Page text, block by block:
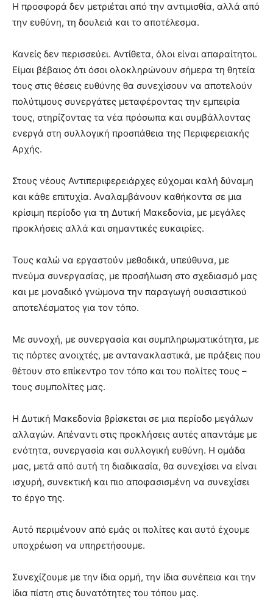
Η προσφορά δεν μετριέται από την αντιμισθία, αλλά από
την ευθύνη, τη δουλειά και το αποτέλεσμα.
Κανείς δεν περισσεύει. Αντίθετα, όλοι είναι απαραίτητοι.
Είμαι βέβαιος ότι όσοι ολοκληρώνουν σήμερα τη θητεία
τους στις θέσεις ευθύνης θα συνεχίσουν να αποτελούν
πολύτιμους συνεργάτες μεταφέροντας την εμπειρία
τους, στηρίζοντας τα νέα πρόσωπα και συμβάλλοντας
ενεργά στη συλλογική προσπάθεια της Περιφερειακής
Αρχής.
Στους νέους Αντιπεριφερειάρχες εύχομαι καλή δύναμη
και κάθε επιτυχία. Αναλαμβάνουν καθήκοντα σε μια
κρίσιμη περίοδο για τη Δυτική Μακεδονία, με μεγάλες
προκλήσεις αλλά και σημαντικές ευκαιρίες.
Τους καλώ να εργαστούν μεθοδικά, υπεύθυνα, με
πνεύμα συνεργασίας, με προσήλωση στο σχεδιασμό μας
και με μοναδικό γνώμονα την παραγωγή ουσιαστικού
αποτελέσματος για τον τόπο.
Με συνοχή, με συνεργασία και συμπληρωματικότητα, με
τις πόρτες ανοιχτές, με αντανακλαστικά, με πράξεις που
θέτουν στο επίκεντρο τον τόπο και του πολίτες τους –
τους συμπολίτες μας.
Η Δυτική Μακεδονία βρίσκεται σε μια περίοδο μεγάλων
αλλαγών. Απέναντι στις προκλήσεις αυτές απαντάμε με
ενότητα, συνεργασία και συλλογική ευθύνη. Η ομάδα
μας, μετά από αυτή τη διαδικασία, θα συνεχίσει να είναι
ισχυρή, συνεκτική και πιο αποφασισμένη να συνεχίσει
το έργο της.
Αυτό περιμένουν από εμάς οι πολίτες και αυτό έχουμε
υποχρέωση να υπηρετήσουμε.
Συνεχίζουμε με την ίδια ορμή, την ίδια συνέπεια και την
ίδια πίστη στις δυνατότητες του τόπου μας.